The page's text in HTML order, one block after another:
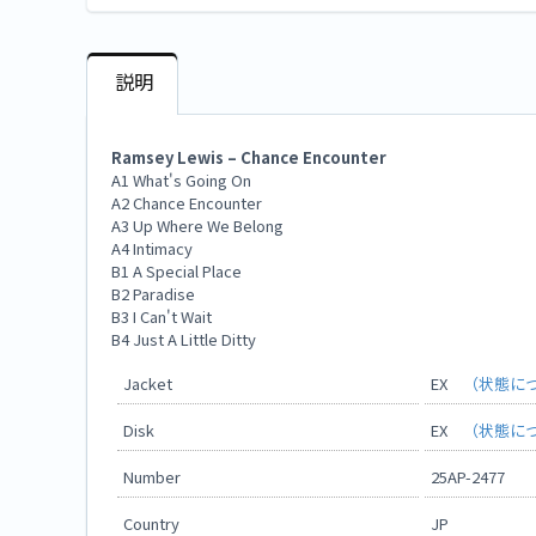
説明
Ramsey Lewis – Chance Encounter
A1 What's Going On
A2 Chance Encounter
A3 Up Where We Belong
A4 Intimacy
B1 A Special Place
B2 Paradise
B3 I Can't Wait
B4 Just A Little Ditty
Jacket
EX （状態に
Disk EX （状態に
Number 25AP-2477
Country JP